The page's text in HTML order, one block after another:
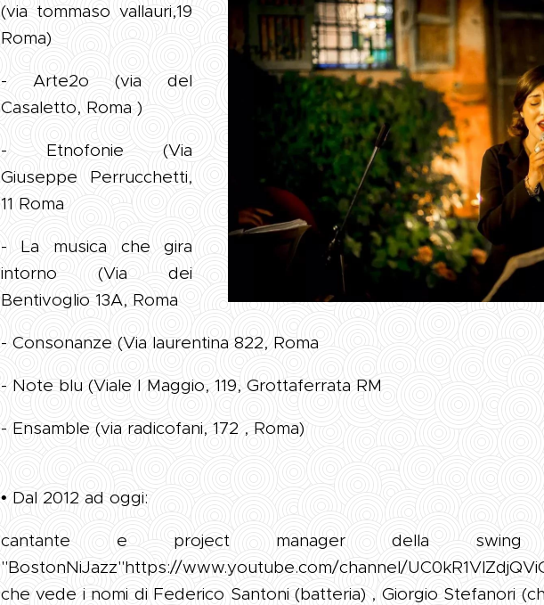
(via tommaso vallauri,19
Roma)
- Arte2o (via del
Casaletto, Roma )
- Etnofonie (Via
Giuseppe Perrucchetti,
11 Roma
- La musica che gira
intorno (Via dei
Bentivoglio 13A, Roma
- Consonanze (Via laurentina 822, Roma
- Note blu (Viale I Maggio, 119, Grottaferrata RM
- Ensamble (via radicofani, 172 , Roma)
• Dal 2012 ad oggi:
cantante e project manager della swing
"BostonNiJazz"https://www.youtube.com/channel/
che vede i nomi di Federico Santoni (batteria) , Giorgio Stefanori